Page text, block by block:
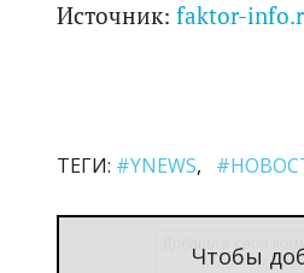
Источник: faktor-
ТЕГИ: #YNEWS
Чтобы